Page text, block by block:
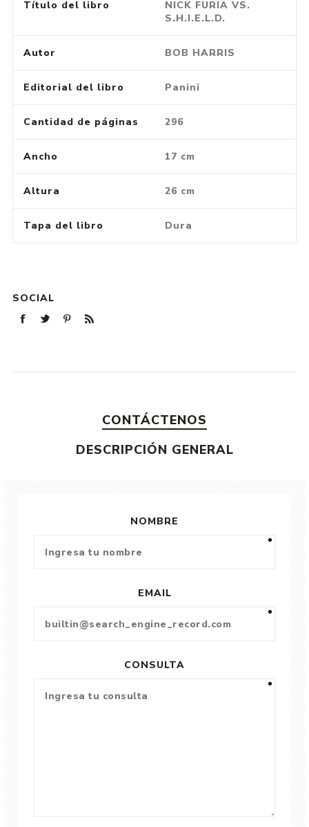
Título del libro
NICK FURIA VS.
S.H.I.E.L.D.
Autor BOB HARRIS
Editorial del libro Panini
Cantidad de páginas 296
Ancho 17 cm
Altura 26 cm
Tapa del libro Dura
SOCIAL
CONTÁCTENOS
DESCRIPCIÓN GENERAL
NOMBRE
EMAIL
CONSULTA